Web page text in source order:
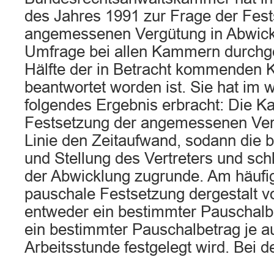
des Jahres 1991 zur Frage der
angemessenen Vergütung in
Umfrage bei allen Kammern
Hälfte der in Betracht kommenden
beantwortet worden ist. Sie hat im
folgendes Ergebnis erbracht: Die
Festsetzung der angemessenen
Linie den Zeitaufwand, sodann die
und Stellung des Vertreters und
der Abwicklung zugrunde. Am
pauschale Festsetzung dergestalt
entweder ein bestimmter
ein bestimmter Pauschalbetrag je
Arbeitsstunde festgelegt wird. Bei